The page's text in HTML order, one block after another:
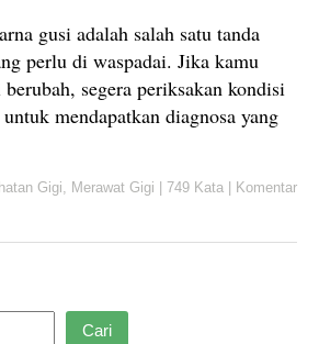
gusi adalah salah satu tanda
perlu di waspadai. Jika kamu
segera periksakan kondisi
mendapatkan diagnosa yang
Gigi Merawat Gigi | 749 Kata | Komentar
Cari